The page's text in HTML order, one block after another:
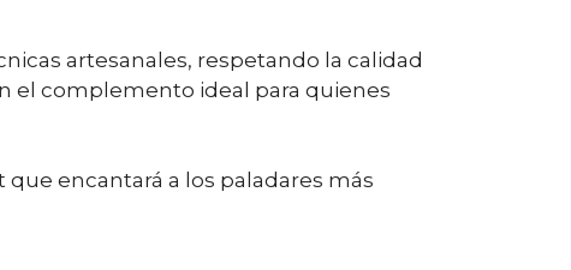
artesanales, respetando la calidad
el complemento ideal para quienes
encantará a los paladares más